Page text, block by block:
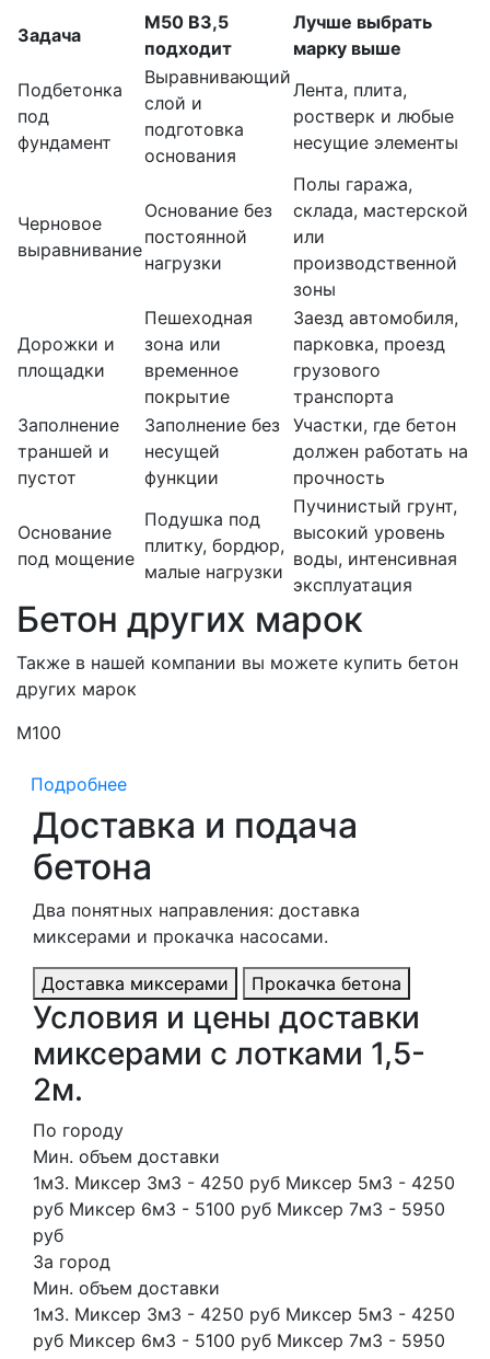
Задача
М50 В3,5
подходит
Лучше выбрать
марку выше
Подбетонка
под
фундамент
Выравнивающий
слой и
подготовка
основания
Лента, плита,
ростверк и любые
несущие элементы
Черновое
выравнивание
Основание без
постоянной
нагрузки
Полы гаража,
склада, мастерской
или
производственной
зоны
Дорожки и
площадки
Пешеходная
зона или
временное
покрытие
Заезд автомобиля,
парковка, проезд
грузового
транспорта
Заполнение
траншей и
пустот
Заполнение без
несущей
функции
Участки, где бетон
должен работать на
прочность
Основание
под мощение
Подушка под
плитку, бордюр,
малые нагрузки
Пучинистый грунт,
высокий уровень
воды, интенсивная
эксплуатация
Бетон других марок
Также в нашей компании вы можете купить бетон
других марок
М100
Подробнее
Доставка и подача
бетона
Два понятных направления: доставка
миксерами и прокачка насосами.
Доставка миксерами Прокачка бетона
Условия и цены доставки
миксерами с лотками 1,5-
2м.
По городу
Мин. объем доставки
1м3. Миксер 3м3 - 4250 руб Миксер 5м3 - 4250
руб Миксер 6м3 - 5100 руб Миксер 7м3 - 5950
руб
За город
Мин. объем доставки
1м3. Миксер 3м3 - 4250 руб Миксер 5м3 - 4250
руб Миксер 6м3 - 5100 руб Миксер 7м3 - 5950